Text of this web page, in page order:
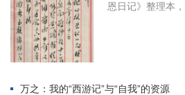
恩日记》整理本
万之：我的“西游记”与“自我”的资源